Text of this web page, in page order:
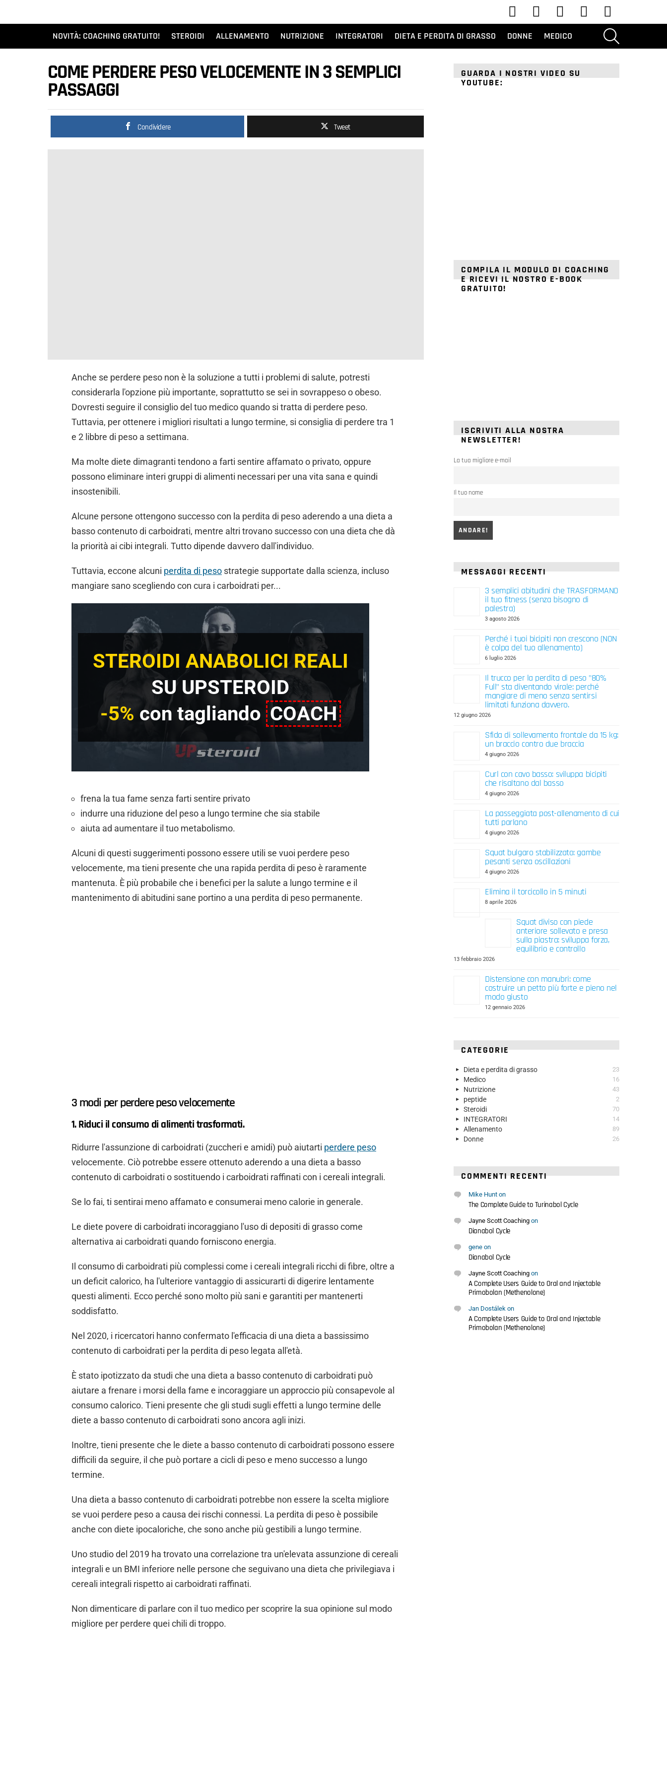
NOVITÀ: COACHING GRATUITO! STEROIDI ALLENAMENTO NUTRIZIONE INTEGRATORI DIETA E PERDITA DI GRASSO DONNE MEDICO
COME PERDERE PESO VELOCEMENTE IN 3 SEMPLICI
PASSAGGI
Condividere Tweet
Anche se perdere peso non è la soluzione a tutti i problemi di salute, potresti
considerarla l'opzione più importante, soprattutto se sei in sovrappeso o obeso.
Dovresti seguire il consiglio del tuo medico quando si tratta di perdere peso.
Tuttavia, per ottenere i migliori risultati a lungo termine, si consiglia di perdere tra 1
e 2 libbre di peso a settimana.
Ma molte diete dimagranti tendono a farti sentire affamato o privato, oppure
possono eliminare interi gruppi di alimenti necessari per una vita sana e quindi
insostenibili.
Alcune persone ottengono successo con la perdita di peso aderendo a una dieta a
basso contenuto di carboidrati, mentre altri trovano successo con una dieta che dà
la priorità ai cibi integrali. Tutto dipende davvero dall'individuo.
Tuttavia, eccone alcuni perdita di peso strategie supportate dalla scienza, incluso
mangiare sano scegliendo con cura i carboidrati per...
STEROIDI ANABOLICI REALI
SU UPSTEROID
-5% con tagliando COACH
frena la tua fame senza farti sentire privato
indurre una riduzione del peso a lungo termine che sia stabile
aiuta ad aumentare il tuo metabolismo.
Alcuni di questi suggerimenti possono essere utili se vuoi perdere peso
velocemente, ma tieni presente che una rapida perdita di peso è raramente
mantenuta. È più probabile che i benefici per la salute a lungo termine e il
mantenimento di abitudini sane portino a una perdita di peso permanente.
3 modi per perdere peso velocemente
1. Riduci il consumo di alimenti trasformati.
Ridurre l'assunzione di carboidrati (zuccheri e amidi) può aiutarti perdere peso
velocemente. Ciò potrebbe essere ottenuto aderendo a una dieta a basso
contenuto di carboidrati o sostituendo i carboidrati raffinati con i cereali integrali.
Se lo fai, ti sentirai meno affamato e consumerai meno calorie in generale.
Le diete povere di carboidrati incoraggiano l'uso di depositi di grasso come
alternativa ai carboidrati quando forniscono energia.
Il consumo di carboidrati più complessi come i cereali integrali ricchi di fibre, oltre a
un deficit calorico, ha l'ulteriore vantaggio di assicurarti di digerire lentamente
questi alimenti. Ecco perché sono molto più sani e garantiti per mantenerti
soddisfatto.
Nel 2020, i ricercatori hanno confermato l'efficacia di una dieta a bassissimo
contenuto di carboidrati per la perdita di peso legata all'età.
È stato ipotizzato da studi che una dieta a basso contenuto di carboidrati può
aiutare a frenare i morsi della fame e incoraggiare un approccio più consapevole al
consumo calorico. Tieni presente che gli studi sugli effetti a lungo termine delle
diete a basso contenuto di carboidrati sono ancora agli inizi.
Inoltre, tieni presente che le diete a basso contenuto di carboidrati possono essere
difficili da seguire, il che può portare a cicli di peso e meno successo a lungo
termine.
Una dieta a basso contenuto di carboidrati potrebbe non essere la scelta migliore
se vuoi perdere peso a causa dei rischi connessi. La perdita di peso è possibile
anche con diete ipocaloriche, che sono anche più gestibili a lungo termine.
Uno studio del 2019 ha trovato una correlazione tra un'elevata assunzione di cereali
integrali e un BMI inferiore nelle persone che seguivano una dieta che privilegiava i
cereali integrali rispetto ai carboidrati raffinati.
Non dimenticare di parlare con il tuo medico per scoprire la sua opinione sul modo
migliore per perdere quei chili di troppo.
GUARDA I NOSTRI VIDEO SU
YOUTUBE:
COMPILA IL MODULO DI COACHING
E RICEVI IL NOSTRO E-BOOK
GRATUITO!
ISCRIVITI ALLA NOSTRA
NEWSLETTER!
La tua migliore e-mail
Il tuo nome
MESSAGGI RECENTI
3 semplici abitudini che TRASFORMANO
il tuo fitness (senza bisogno di
palestra)
3 agosto 2026
Perché i tuoi bicipiti non crescono (NON
è colpa del tuo allenamento)
6 luglio 2026
Il trucco per la perdita di peso "80%
Full" sta diventando virale: perché
mangiare di meno senza sentirsi
limitati funziona davvero.
12 giugno 2026
Sfida di sollevamento frontale da 15 kg:
un braccio contro due braccia
4 giugno 2026
Curl con cavo basso: sviluppa bicipiti
che risaltano dal basso
4 giugno 2026
La passeggiata post-allenamento di cui
tutti parlano
4 giugno 2026
Squat bulgaro stabilizzato: gambe
pesanti senza oscillazioni
4 giugno 2026
Elimina il torcicollo in 5 minuti
8 aprile 2026
Squat diviso con piede
anteriore sollevato e presa
sulla piastra: sviluppa forza,
equilibrio e controllo
13 febbraio 2026
Distensione con manubri: come
costruire un petto più forte e pieno nel
modo giusto
12 gennaio 2026
CATEGORIE
Dieta e perdita di grasso 23
Medico 16
Nutrizione 43
peptide 2
Steroidi 70
INTEGRATORI 14
Allenamento 89
Donne 26
COMMENTI RECENTI
Mike Hunt on
The Complete Guide to Turinabol Cycle
Jayne Scott Coaching on
Dianabol Cycle
gene on
Dianabol Cycle
Jayne Scott Coaching on
A Complete Users Guide to Oral and Injectable
Primobolan (Methenolone)
Jan Dostálek on
A Complete Users Guide to Oral and Injectable
Primobolan (Methenolone)